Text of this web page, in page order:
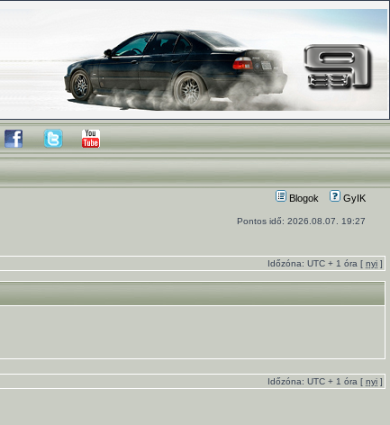
Blogok GyIK
Pontos idő: 2026.08.07. 19:27
Időzóna: UTC + 1 óra [ nyi ]
Időzóna: UTC + 1 óra [ nyi ]